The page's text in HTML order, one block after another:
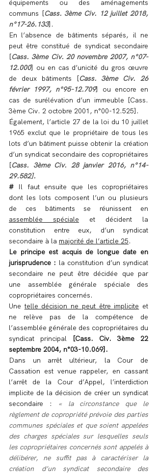
équipements ou des aménagements
communs [Cass. 3ème Civ. 12 juillet 2018,
n°17-26.133].
En l’absence de bâtiments séparés, il ne
peut être constitué de syndicat secondaire
[Cass. 3ème Civ. 20 novembre 2007, n°07-
12.000] ou en cas d’unicité du gros œuvre
de deux bâtiments [Cass. 3ème Civ. 26
février 1997, n°95-12.709] ou encore en
cas de surélévation d’un immeuble [Cass.
3ème Civ. 2 octobre 2001, n°00-12.525].
Également, l’article 27 de la loi du 10 juillet
1965 exclut que le propriétaire de tous les
lots d’un bâtiment puisse obtenir la création
d’un syndicat secondaire des copropriétaires
[Cass. 3ème Civ. 28 janvier 2016, n°14-
29.582].
# Il faut ensuite que les copropriétaires
dont les lots composent l’un ou plusieurs
assemblée spéciale et décident la
constitution entre eux, d’un syndicat
secondaire à la majorité de l’article 25.
Le principe est acquis de longue date en
jurisprudence : la constitution d’un syndicat
secondaire ne peut être décidée que par
une assemblée générale spéciale des
copropriétaires concernés.
Une telle décision ne peut être implicite et
ne relève pas de la compétence de
l’assemblée générale des copropriétaires du
syndicat principal [Cass. Civ. 3ème 22
septembre 2004, n°03-10.069].
Dans un arrêt ultérieur, la Cour de
Cassation est venue rappeler, en cassant
l’arrêt de la Cour d’Appel, l’interdiction
implicite de la décision de créer un syndicat
secondaire : « la circonstance que le
règlement de copropriété prévoie des parties
communes spéciales et que soient appelées
des charges spéciales sur lesquelles seuls
les copropriétaires concernés sont appelés à
délibérer, ne suffit pas à caractériser la
création d’un syndicat secondaire des